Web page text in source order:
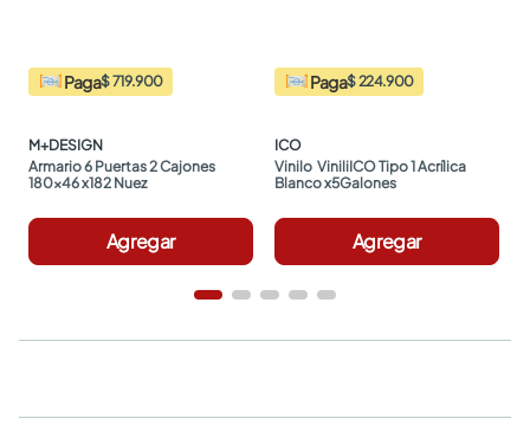
Paga$ 719.900
M+DESIGN
Armario 6 Puertas 2 Cajones
180x46 x182 Nuez
Agregar
Paga$ 224.900
ICO
Vinilo  ViniliICO Tipo 1 Acrílica
Blanco x5Galones
Agregar